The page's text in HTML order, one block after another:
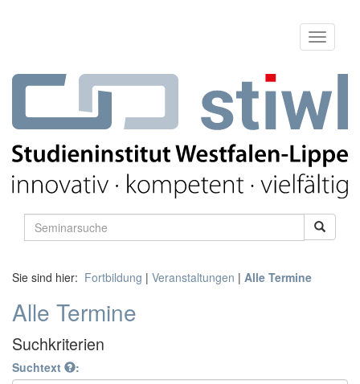
Sie sind hier: Fortbildung | Veranstaltungen | Alle Termine
Alle Termine
Suchkriterien
Suchtext :